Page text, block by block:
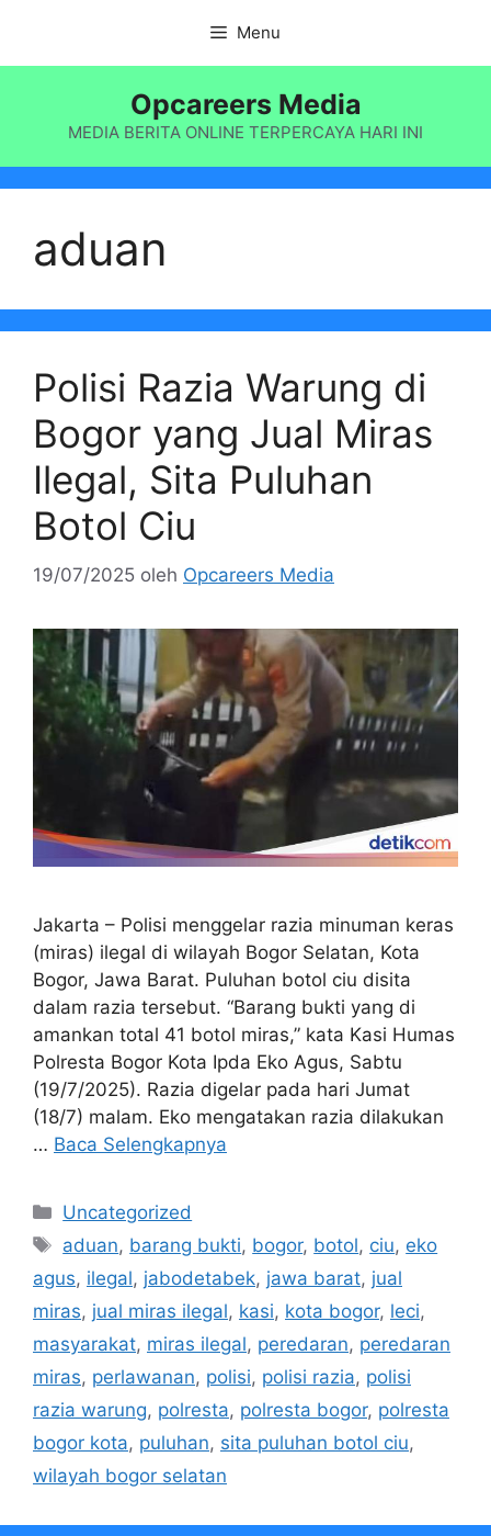
isi
Menu
Opcareers Media
MEDIA BERITA ONLINE TERPERCAYA HARI INI
aduan
Polisi Razia Warung di
Bogor yang Jual Miras
Ilegal, Sita Puluhan
Botol Ciu
19/07/2025 oleh Opcareers Media
Jakarta – Polisi menggelar razia minuman keras
(miras) ilegal di wilayah Bogor Selatan, Kota
Bogor, Jawa Barat. Puluhan botol ciu disita
dalam razia tersebut. “Barang bukti yang di
amankan total 41 botol miras,” kata Kasi Humas
Polresta Bogor Kota Ipda Eko Agus, Sabtu
(19/7/2025). Razia digelar pada hari Jumat
(18/7) malam. Eko mengatakan razia dilakukan
… Baca Selengkapnya
Kategori
Uncategorized
Tag
aduan, barang bukti, bogor, botol, ciu, eko
agus, ilegal, jabodetabek, jawa barat, jual
miras, jual miras ilegal, kasi, kota bogor, leci,
masyarakat, miras ilegal, peredaran, peredaran
miras, perlawanan, polisi, polisi razia, polisi
razia warung, polresta, polresta bogor, polresta
bogor kota, puluhan, sita puluhan botol ciu,
wilayah bogor selatan